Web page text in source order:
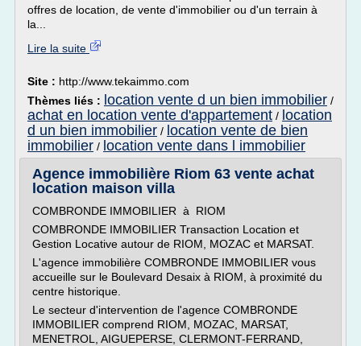
offres de location, de vente d'immobilier ou d'un terrain à
la...
Lire la suite
Site : http://www.tekaimmo.com
Thèmes liés : location vente d un bien immobilier /
achat en location vente d'appartement / location
d un bien immobilier / location vente de bien
immobilier / location vente dans l immobilier
Agence immobilière Riom 63 vente achat
location maison villa
COMBRONDE IMMOBILIER à RIOM
COMBRONDE IMMOBILIER Transaction Location et
Gestion Locative autour de RIOM, MOZAC et MARSAT.
L'agence immobilière COMBRONDE IMMOBILIER vous
accueille sur le Boulevard Desaix à RIOM, à proximité du
centre historique.
Le secteur d'intervention de l'agence COMBRONDE
IMMOBILIER comprend RIOM, MOZAC, MARSAT,
MENETROL, AIGUEPERSE, CLERMONT-FERRAND,